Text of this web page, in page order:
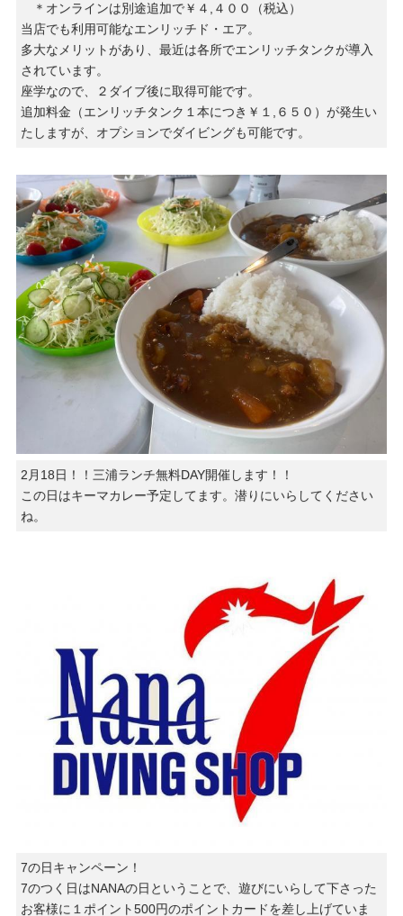
＊オンラインは別途追加で￥４,４００（税込）
当店でも利用可能なエンリッチド・エア。
多大なメリットがあり、最近は各所でエンリッチタンクが導入
されています。
座学なので、２ダイブ後に取得可能です。
追加料金（エンリッチタンク１本につき￥１,６５０）が発生い
たしますが、オプションでダイビングも可能です。
2月18日！！三浦ランチ無料DAY開催します！！
この日はキーマカレー予定してます。潜りにいらしてください
ね。
7の日キャンペーン！
7のつく日はNANAの日ということで、遊びにいらして下さった
お客様に１ポイント500円のポイントカードを差し上げていま